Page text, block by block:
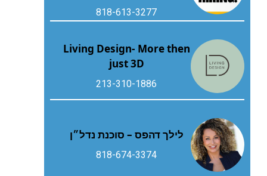
818-613-3277
Living Design- More then
just 3D
213-310-1886
לילך דהפס – סוכנת נדל״ן
818-674-3374